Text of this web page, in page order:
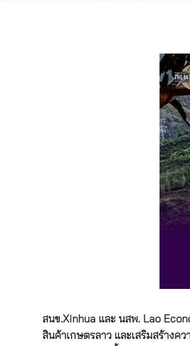
สนข.Xinhua และ นสพ. Lao
สินค้าเกษตรลาว และเสริมสร้าง